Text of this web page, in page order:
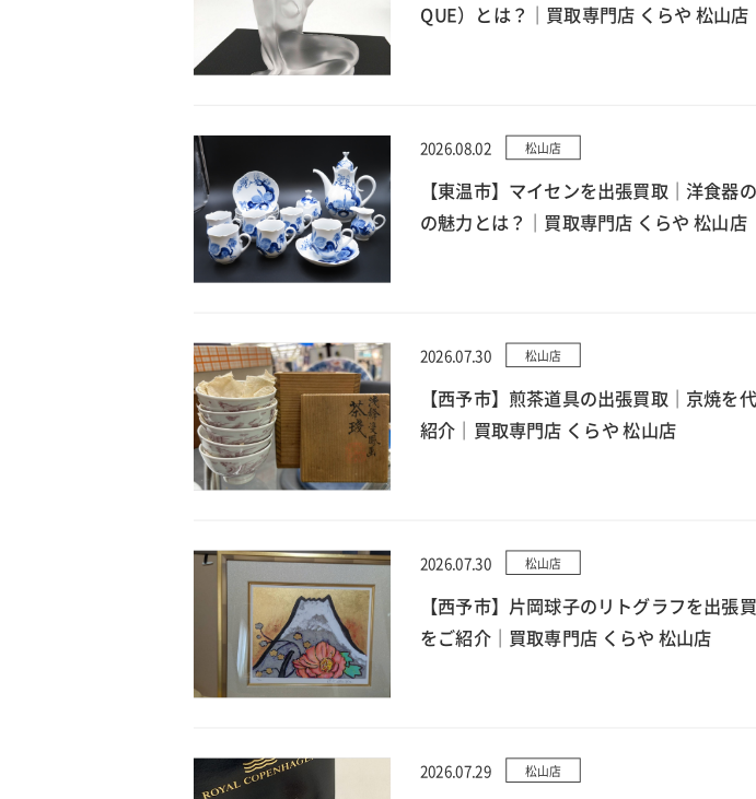
QUE）とは？｜買取専門店 くらや 松山店
2026.08.02 松山店
【東温市】マイセンを出張買取｜洋食器
の魅力とは？｜買取専門店 くらや 松山店
2026.07.30 松山店
【西予市】煎茶道具の出張買取｜京焼を
紹介｜買取専門店 くらや 松山店
2026.07.30 松山店
【西予市】片岡球子のリトグラフを出張
をご紹介｜買取専門店 くらや 松山店
2026.07.29 松山店